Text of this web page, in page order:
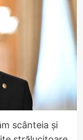
scânteia și